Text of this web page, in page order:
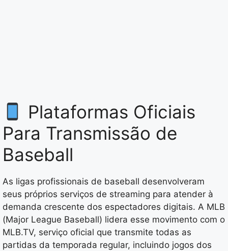
Plataformas Oficiais
Para Transmissão de
Baseball
As ligas profissionais de baseball desenvolveram
seus próprios serviços de streaming para atender à
demanda crescente dos espectadores digitais. A MLB
(Major League Baseball) lidera esse movimento com o
MLB.TV, serviço oficial que transmite todas as
partidas da temporada regular, incluindo jogos dos